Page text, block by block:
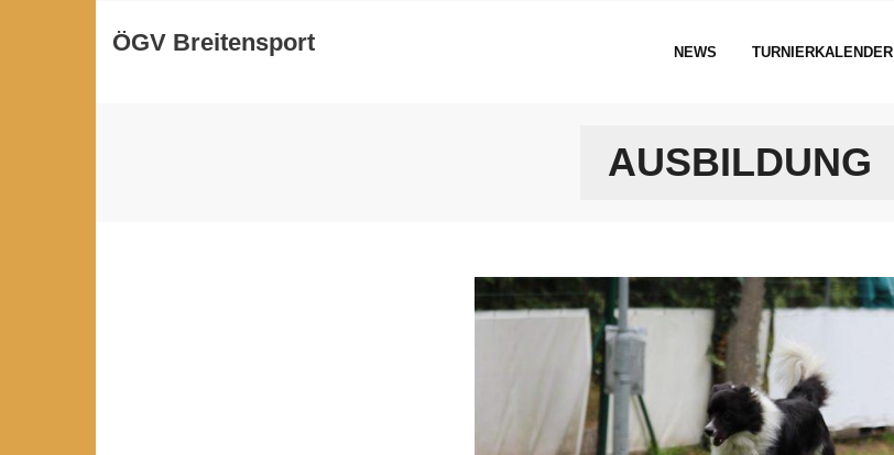
ÖGV Breitensport NEWS TURNIERKALENDER
AUSBILDUNG